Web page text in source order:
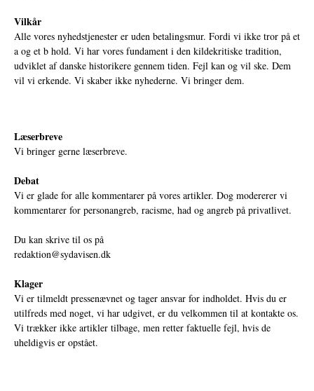
Vilkår
Alle vores nyhedstjenester er uden betalingsmur. Fordi vi ikke tror på et
a og et b hold. Vi har vores fundament i den kildekritiske tradition,
udviklet af danske historikere gennem tiden. Fejl kan og vil ske. Dem
vil vi erkende. Vi skaber ikke nyhederne. Vi bringer dem.
Læserbreve
Vi bringer gerne læserbreve.
Debat
Vi er glade for alle kommentarer på vores artikler. Dog modererer vi
kommentarer for personangreb, racisme, had og angreb på privatlivet.
Du kan skrive til os på
redaktion@sydavisen.dk
Klager
Vi er tilmeldt pressenævnet og tager ansvar for indholdet. Hvis du er
utilfreds med noget, vi har udgivet, er du velkommen til at kontakte os.
Vi trækker ikke artikler tilbage, men retter faktuelle fejl, hvis de
uheldigvis er opstået.